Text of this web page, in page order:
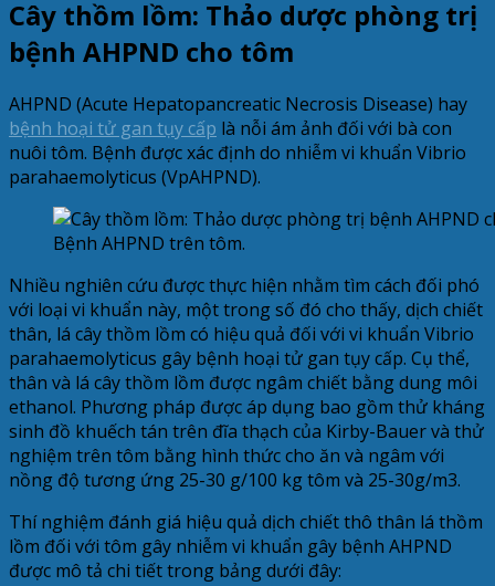
Cây thồm lồm: Thảo dược phòng trị
bệnh AHPND cho tôm
AHPND (Acute Hepatopancreatic Necrosis Disease) hay
bệnh hoại tử gan tụy cấp là nỗi ám ảnh đối với bà con
nuôi tôm. Bệnh được xác định do nhiễm vi khuẩn Vibrio
parahaemolyticus (VpAHPND).
Bệnh AHPND trên tôm.
Nhiều nghiên cứu được thực hiện nhằm tìm cách đối phó
với loại vi khuẩn này, một trong số đó cho thấy, dịch chiết
thân, lá cây thồm lồm có hiệu quả đối với vi khuẩn Vibrio
parahaemolyticus gây bệnh hoại tử gan tụy cấp. Cụ thể,
thân và lá cây thồm lồm được ngâm chiết bằng dung môi
ethanol. Phương pháp được áp dụng bao gồm thử kháng
sinh đồ khuếch tán trên đĩa thạch của Kirby-Bauer và thử
nghiệm trên tôm bằng hình thức cho ăn và ngâm với
nồng độ tương ứng 25-30 g/100 kg tôm và 25-30g/m3.
Thí nghiệm đánh giá hiệu quả dịch chiết thô thân lá thồm
lồm đối với tôm gây nhiễm vi khuẩn gây bệnh AHPND
được mô tả chi tiết trong bảng dưới đây: